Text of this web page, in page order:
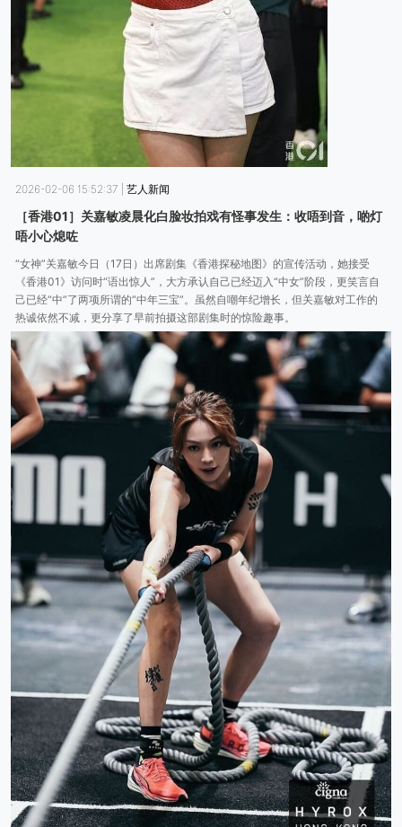
2026-02-06 15:52:37 艺人新闻
［香港01］关嘉敏凌晨化白脸妆拍戏有怪事发生：收唔到音，啲灯
唔小心熄咗
“女神”关嘉敏今日（17日）出席剧集《香港探秘地图》的宣传活动，她接受
《香港01》访问时“语出惊人”，大方承认自己已经迈入“中女”阶段，更笑言自
己已经“中”了两项所谓的“中年三宝”。虽然自嘲年纪增长，但关嘉敏对工作的
热诚依然不减，更分享了早前拍摄这部剧集时的惊险趣事。